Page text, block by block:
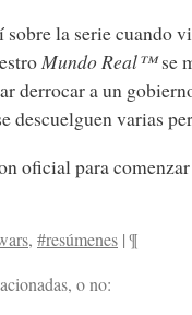
la serie cuando
Mundo Real™se
derrocar a un
descuelguen varias
oficial para comenzar
, #resúmenes |¶
o no: